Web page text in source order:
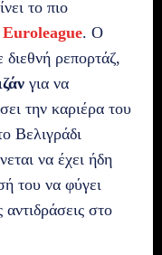
το πιο
Euroleague. Ο
ρεπορτάζ,
για να
την καριέρα του
Βελιγράδι
να έχει ήδη
του να φύγει
στο